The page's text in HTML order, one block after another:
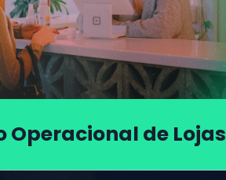
Operacional de Lojas